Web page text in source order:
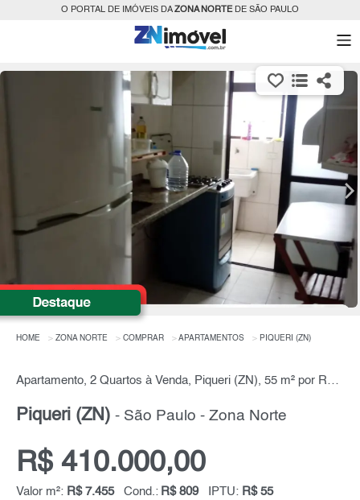
O PORTAL DE IMÓVEIS DAZONA NORTEDE SÃO PAULO
HOME ZONA NORTE COMPRAR APARTAMENTOS PIQUERI (ZN)
Apartamento, 2 Quartos à Venda, Piqueri (ZN), 55 m² por R$ 410.000,00
Piqueri (ZN) - São Paulo - Zona Norte
R$ 410.000,00
Valor m²: R$ 7.455 Cond.: R$ 809 IPTU: R$ 55